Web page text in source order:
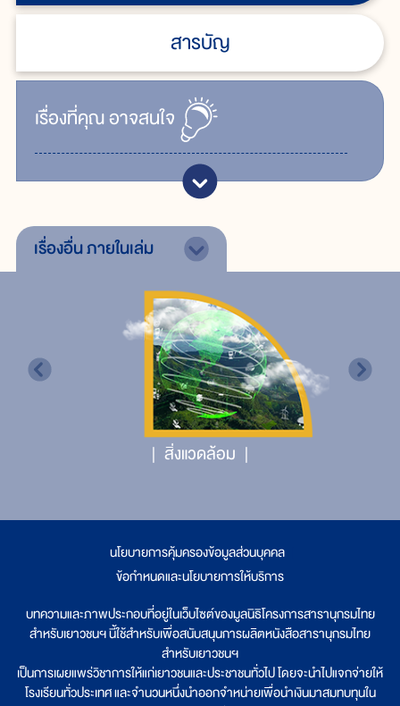
สารบัญ
เรื่ิองที่คุณอาจสนใจ
เรื่องอื่นภายในเล่ม
สิ่งแวดล้อม
นโยบายการคุ้มครองข้อมูลส่วนบุคคล
ข้อกำหนดและนโยบายการให้บริการ
บทความและภาพประกอบที่อยู่ในเว็บไซต์ของมูลนิธิโครงการสารานุกรมไทย
สำหรับเยาวชนฯ นี้ใช้สำหรับเพื่อสนับสนุนการผลิตหนังสือสารานุกรมไทย
สำหรับเยาวชนฯ
เป็นการเผยแพร่วิชาการให้แก่เยาวชนและประชาชนทั่วไป โดยจะนำไปแจกจ่ายให้
โรงเรียนทั่วประเทศ และจำนวนหนึ่งนำออกจำหน่ายเพื่อนำเงินมาสมทบทุนใน